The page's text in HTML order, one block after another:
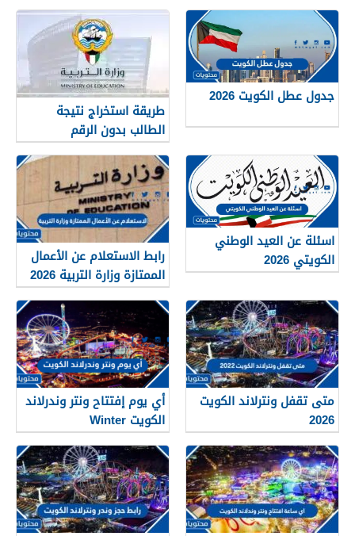
جدول عطل الكويت 2026
طريقة استخراج نتيجة
الطالب بدون الرقم
التسلسلي في الكويت
اسئلة عن العيد الوطني
الكويتي 2026
رابط الاستعلام عن الأعمال
الممتازة وزارة التربية 2026
متى تقفل ونترلاند الكويت
2026
أي يوم إفتتاح ونتر وندرلاند
الكويت Winter
Wonderland Kuwait 2026